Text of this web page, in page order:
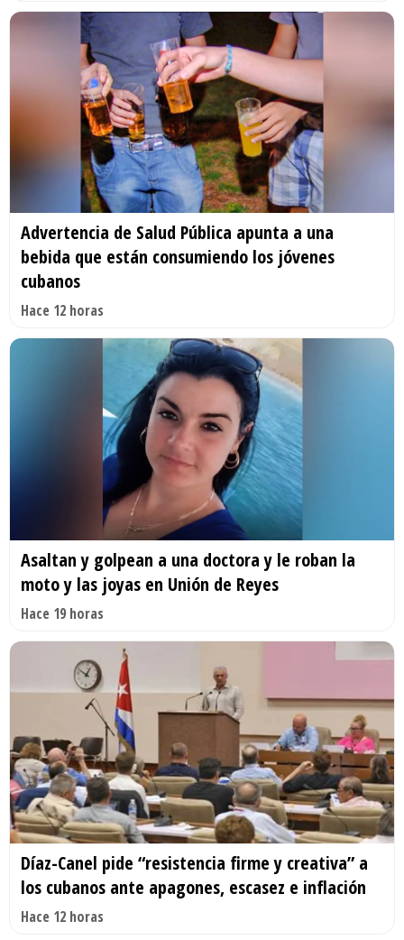
Advertencia de Salud Pública apunta a una
bebida que están consumiendo los jóvenes
cubanos
Hace 12 horas
Asaltan y golpean a una doctora y le roban la
moto y las joyas en Unión de Reyes
Hace 19 horas
Díaz-Canel pide “resistencia firme y creativa” a
los cubanos ante apagones, escasez e inflación
Hace 12 horas